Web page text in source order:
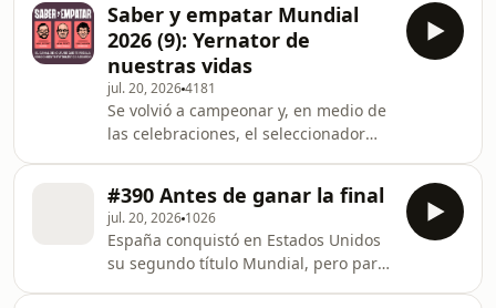
deportivo español. Hoy entregaremos
doce premios: —Mejor exclusiva —
Ladrillo memoria histórica —Mejor
retransmisión —Ladrillo revelación —
Mejor zasca —Mejor expresión de
nuevo cuño —Mejor canción —Mejor
reposición —Mejor revival —Mejor
entrevista —Ladrillo de la
Saber y empatar Mundial
2026 (9): Yernator de
nuestras vidas
jul. 20, 20264181
Se volvió a campeonar y, en medio de
las celebraciones, el seleccionador
Repasamos la final de un campeonato
inolvidable en el que se consagró uno
de los puntales de nuestro programa:
el Tiburón. Learn more about your ad
choices. Visit
#390 Antes de ganar la final
jul. 20, 2026 1026
España conquistó en Estados Unidos
su segundo título Mundial, pero para